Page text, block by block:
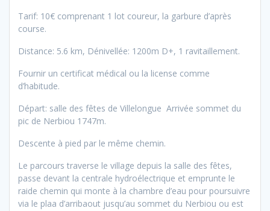
Tarif: 10€ comprenant 1 lot coureur, la garbure d’après
course.
Distance: 5.6 km, Dénivellée: 1200m D+, 1 ravitaillement.
Fournir un certificat médical ou la license comme
d’habitude.
Départ: salle des fêtes de Villelongue Arrivée sommet du
pic de Nerbiou 1747m.
Descente à pied par le même chemin.
Le parcours traverse le village depuis la salle des fêtes,
passe devant la centrale hydroélectrique et emprunte le
raide chemin qui monte à la chambre d’eau pour poursuivre
via le plaa d’arribaout jusqu’au sommet du Nerbiou ou est